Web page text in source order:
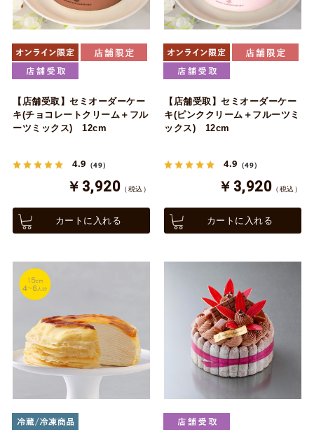
【店舗受取】セミオーダーケー
キ(チョコレートクリーム＋フル
ーツミックス) 12cm
4.9 （49）
￥3,920 （税込）
カートに入れる
【店舗受取】セミオーダーケー
キ(ピンククリーム＋フルーツミ
ックス) 12cm
4.9 （49）
￥3,920 （税込）
カートに入れる